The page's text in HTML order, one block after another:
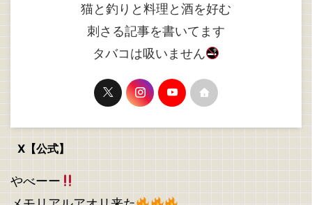
猫と釣りと料理と酒を好む
刺さる記事を書いてます
タバコは吸いません
X【公式】
やべーー